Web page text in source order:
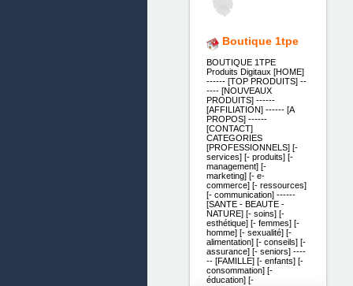
Boutique 1tpe
BOUTIQUE 1TPE
Produits Digitaux [HOME]
------ [TOP PRODUITS] --
---- [NOUVEAUX
PRODUITS] ------
[AFFILIATION] ------ [A
PROPOS] ------
[CONTACT]
CATEGORIES
[PROFESSIONNELS] [-
services] [- produits] [-
management] [-
marketing] [- e-
commerce] [- ressources]
[- communication] ------
[SANTE - BEAUTE -
NATURE] [- soins] [-
esthétique] [- femmes] [-
homme] [- sexualité] [-
alimentation] [- conseils] [-
assurance] [- seniors] ----
-- [FAMILLE] [- enfants] [-
consommation] [-
éducation] [-